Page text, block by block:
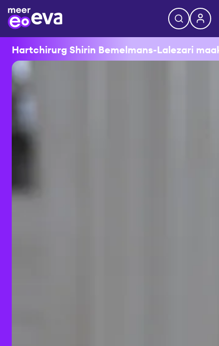
Hartchirurg Shirin Bemelmans-Lalezari